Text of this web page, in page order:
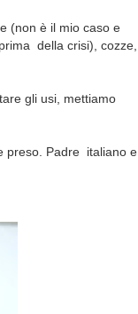
(non è il mio caso e
della crisi), cozze,
gli usi, mettiamo
preso. Padre italiano e